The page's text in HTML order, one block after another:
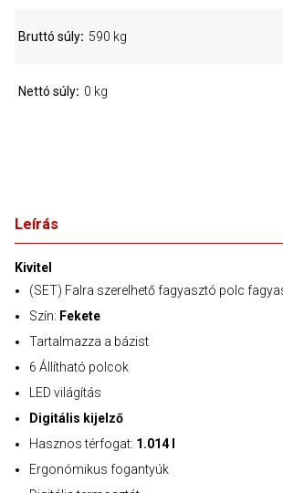
Leírás
Kivitel
(SET) Falra szerelhető fagyasztó polc
Szín: Fekete
Tartalmazza a bázist
6 Állítható polcok
LED világítás
Digitális kijelző
Hasznos térfogat: 1.014 l
Ergonómikus fogantyúk
Bruttó súly 590 kg
Nettó súly 0 kg